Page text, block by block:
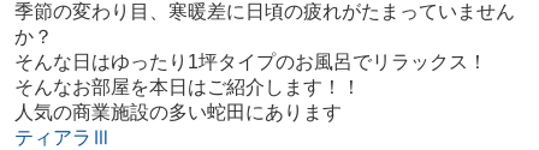
季節の変わり目、寒暖差に日頃の疲れがたまっていません
か？
そんな日はゆったり1坪タイプのお風呂でリラックス！
そんなお部屋を本日はご紹介します！！
人気の商業施設の多い蛇田にあります
ティアラⅢ